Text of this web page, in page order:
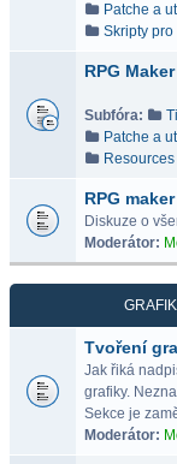
Patche a
Skripty pro
RPG
Subfóra:
Patche a
RPG
Diskuze o
Moderátor:
Tvoření
Jak řiká
grafiky.
Sekce je
Moderátor: